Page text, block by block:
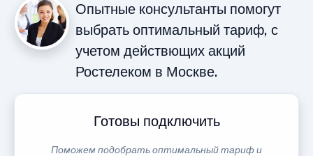
Опытные консультанты помогут
выбрать оптимальный тариф, с
учетом действющих акций
Ростелеком в Москве.
Готовы подключить
Поможем подобрать оптимальный тариф и